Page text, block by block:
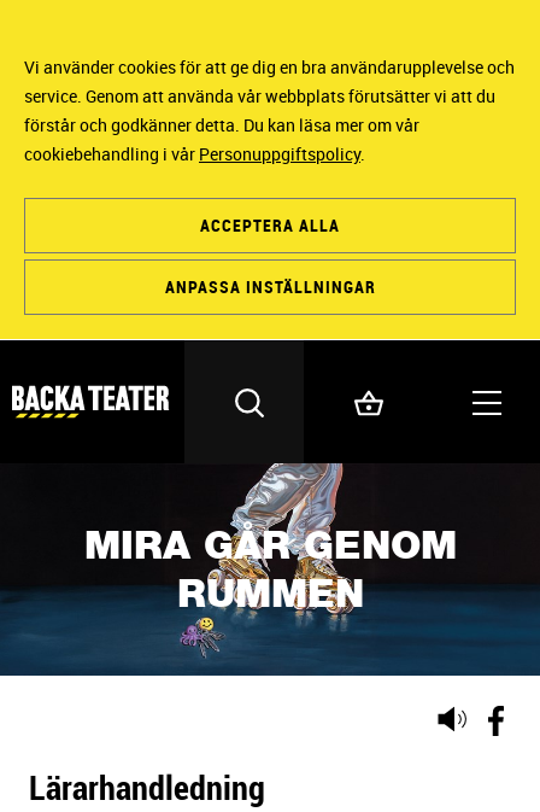
Vi använder cookies för att ge dig en bra användarupplevelse och
service. Genom att använda vår webbplats förutsätter vi att du
förstår och godkänner detta. Du kan läsa mer om vår
cookiebehandling i vår Personuppgiftspolicy.
ACCEPTERA ALLA
ANPASSA INSTÄLLNINGAR
MIRA GÅR GENOM
RUMMEN
Lyssna
Lärarhandledning